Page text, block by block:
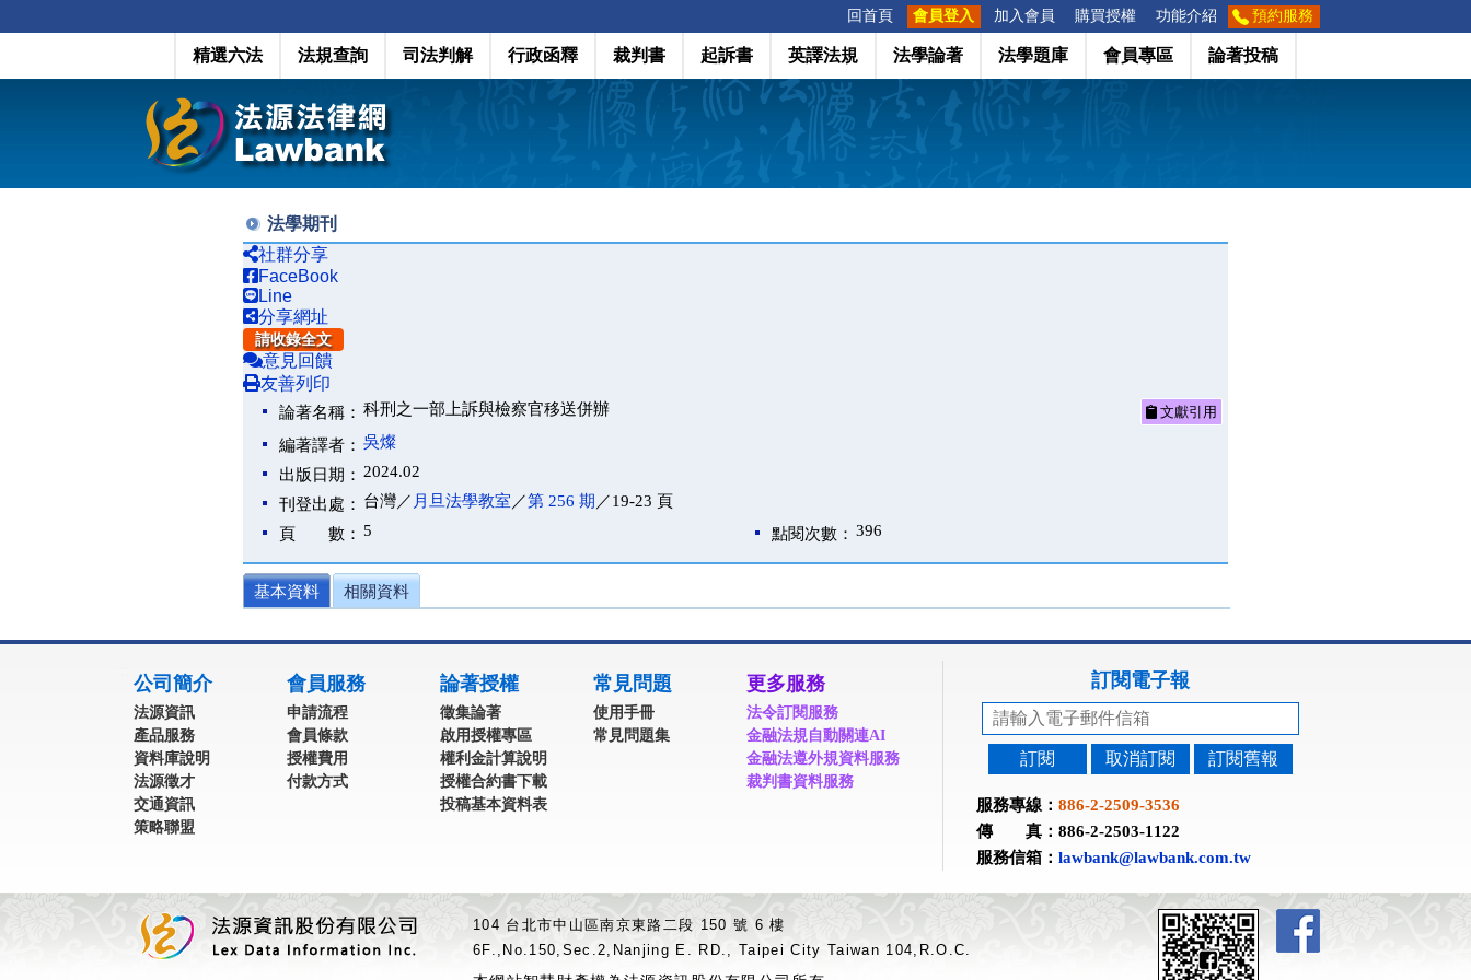
回首頁 會員登入 加入會員 購買授權 功能介紹 預約服務
精選六法 法規查詢 司法判解 行政函釋 裁判書 起訴書 英譯法規 法學論著 法學題庫 會員專區 論著投稿
法學期刊
社群分享
FaceBook
Line
分享網址
請收錄全文
意見回饋
友善列印
論著名稱： 科刑之一部上訴與檢察官移送併辦 文獻引用
編著譯者： 吳燦
出版日期： 2024.02
刊登出處： 台灣／ 月旦法學教室 ／第 256 期 ／19-23 頁
頁 數： 5 點閱次數： 396
基本資料 相關資料
公司簡介
法源資訊
產品服務
資料庫說明
法源徵才
交通資訊
策略聯盟
會員服務
申請流程
會員條款
授權費用
付款方式
論著授權
徵集論著
啟用授權專區
權利金計算說明
授權合約書下載
投稿基本資料表
常見問題
使用手冊
常見問題集
更多服務
法令訂閱服務
金融法規自動關連AI
金融法遵外規資料服務
裁判書資料服務
訂閱電子報
訂閱 取消訂閱 訂閱舊報
服務專線： 886-2-2509-3536
傳 真：886-2-2503-1122
服務信箱： lawbank@lawbank.com.tw
104 台北市中山區南京東路二段 150 號 6 樓
6F.,No.150,Sec.2,Nanjing E. RD., Taipei City Taiwan 104,R.O.C.